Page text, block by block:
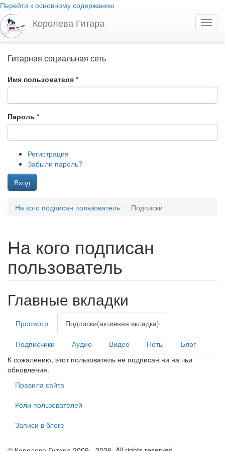
Перейти к основному содержанию
Королева Гитара
Гитарная социальная сеть
Имя пользователя *
Пароль *
Регистрация
Забыли пароль?
Вход
На кого подписан пользователь Подписки
На кого подписан
пользователь
Главные вкладки
Просмотр Подписки(активная вкладка)
Подписчики Аудио Видео Ноты
Блог
К сожалению, этот пользователь не подписан ни на чьи
обновления.
Правила сайта
Роли пользователей
Записи в блоге